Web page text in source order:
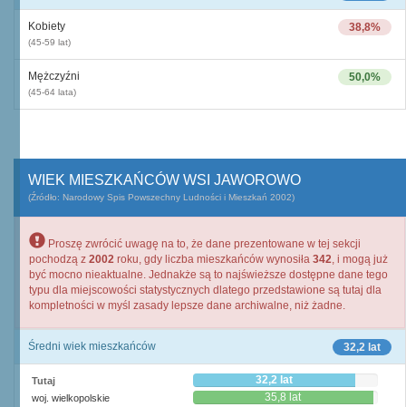
38,8%
Kobiety
(45-59 lat)
50,0%
Mężczyźni
(45-64 lata)
WIEK MIESZKAŃCÓW WSI JAWOROWO
(Źródło: Narodowy Spis Powszechny Ludności i Mieszkań 2002)
Proszę zwrócić uwagę na to, że dane prezentowane w tej sekcji
pochodzą z 2002 roku, gdy liczba mieszkańców wynosiła 342, i mogą już
być mocno nieaktualne. Jednakże są to najświeższe dostępne dane tego
typu dla miejscowości statystycznych dlatego przedstawione są tutaj dla
kompletności w myśl zasady lepsze dane archiwalne, niż żadne.
32,2 lat
Średni wiek mieszkańców
Tutaj 32,2 lat
woj. wielkopolskie 35,8 lat